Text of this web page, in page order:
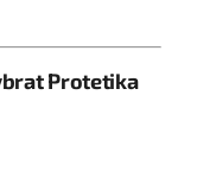
Protetika